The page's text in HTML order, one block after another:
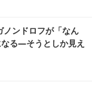
ノンドロフが「なん
る―そうとしか見え